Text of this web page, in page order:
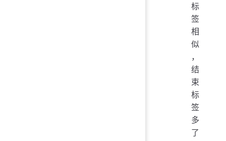
标
签
相
似
，
结
束
标
签
多
了